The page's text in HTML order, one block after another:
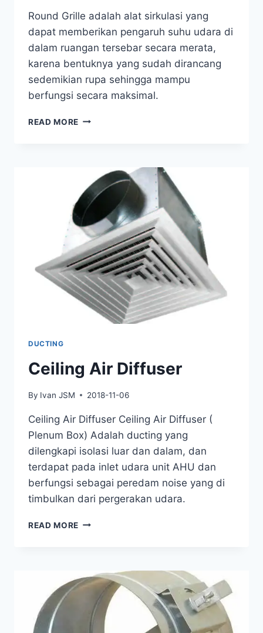
Round Grille adalah alat sirkulasi yang
dapat memberikan pengaruh suhu udara di
dalam ruangan tersebar secara merata,
karena bentuknya yang sudah dirancang
sedemikian rupa sehingga mampu
berfungsi secara maksimal.
READ MORE
DUCTING
Ceiling Air Diffuser
By Ivan JSM 2018-11-06
Ceiling Air Diffuser Ceiling Air Diffuser (
Plenum Box) Adalah ducting yang
dilengkapi isolasi luar dan dalam, dan
terdapat pada inlet udara unit AHU dan
berfungsi sebagai peredam noise yang di
timbulkan dari pergerakan udara.
READ MORE